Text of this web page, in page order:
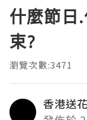
什麼節日
束?
瀏覽次數:3471
香港送